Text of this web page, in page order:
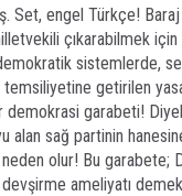
Set, engel Türkçe! Baraj
çıkarabilmek
sistemlerde,
getirilen
garabeti!
alan sağ partinin
olur! Bu garabete;
ameliyatı